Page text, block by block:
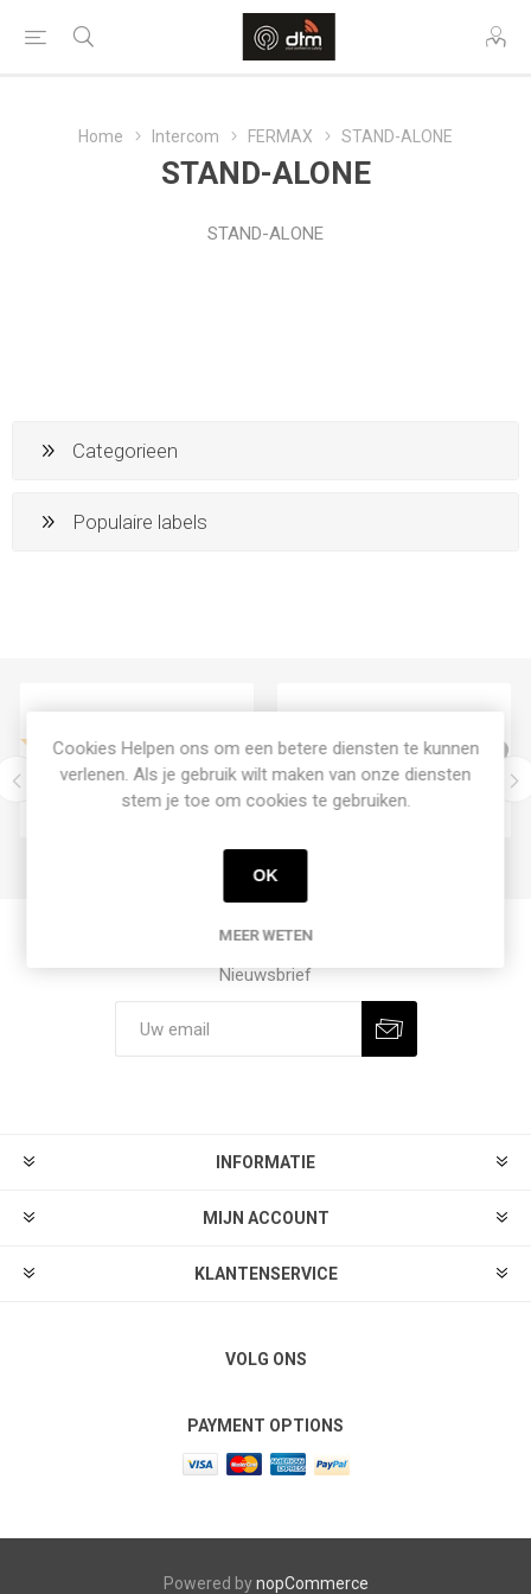
Home Intercom FERMAX STAND-ALONE
STAND-ALONE
STAND-ALONE
Categorieen
Populaire labels
Nieuwsbrief
INFORMATIE
MIJN ACCOUNT
KLANTENSERVICE
VOLG ONS
PAYMENT OPTIONS
Powered bynopCommerce
Cookies Helpen ons om een betere diensten te kunnen
verlenen. Als je gebruik wilt maken van onze diensten
stem je toe om cookies te gebruiken.
OK
MEER WETEN